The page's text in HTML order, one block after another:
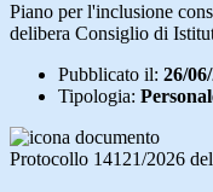
Piano per l'inclusione
delibera Consiglio di
Pubblicato il: 26/
Tipologia:
Protocollo 14121/2026